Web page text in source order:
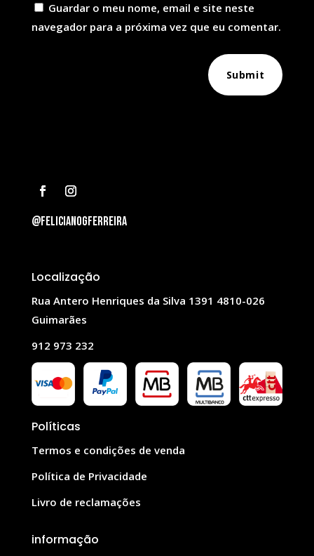
Guardar o meu nome, email e site neste
navegador para a próxima vez que eu comentar.
Submit
@felicianogferreira
Localização
Rua Antero Henriques da Silva 1391 4810-026
Guimarães
912 973 232
Políticas
Termos e condições de venda
Política de Privacidade
Livro de reclamações
informação